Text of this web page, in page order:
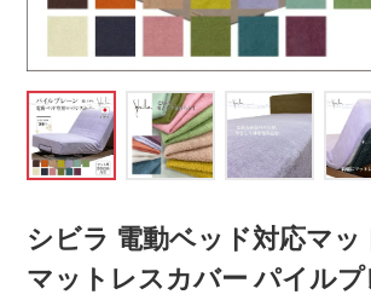
シビラ 電動ベッド対応マッ
マットレスカバー パイルプ